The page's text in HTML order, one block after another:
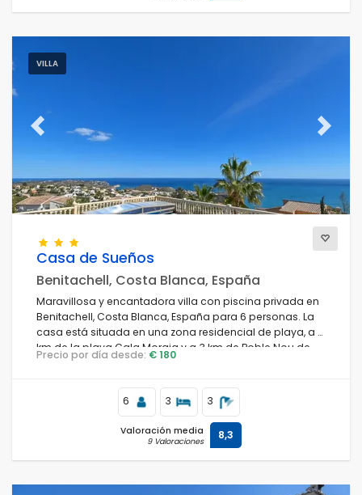
VILLA
Previous Next
Casa de Sueños
Benitachell, Costa Blanca, España
Maravillosa y encantadora villa con piscina privada en
Benitachell, Costa Blanca, España para 6 personas. La
casa está situada en una zona residencial de playa, a 3
km de la playa Cala Moraig y a 3 km de Poble Nou de
Benitachell.
Precio por día desde: € 180
6 3 3
Valoración media
9 Valoraciones 8,3